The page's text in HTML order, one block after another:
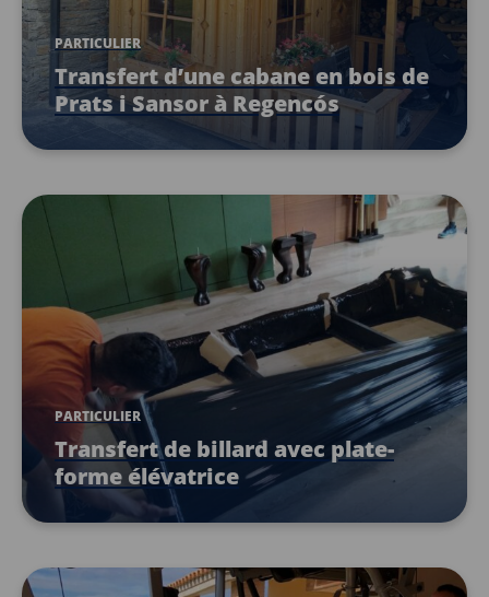
PARTICULIER
Transfert d’une cabane en bois de
Prats i Sansor à Regencós
PARTICULIER
Transfert de billard avec plate-
forme élévatrice